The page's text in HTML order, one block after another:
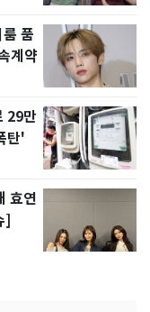
품
계약
29만
탄'
효연
]